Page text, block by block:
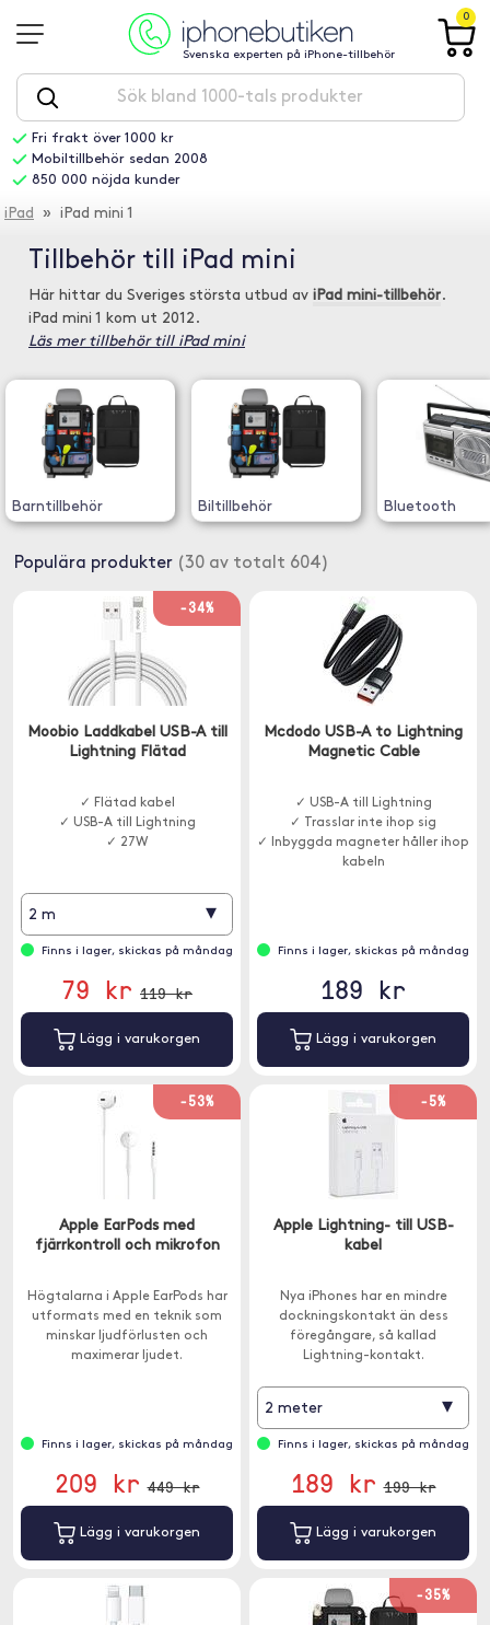
Svenska experten på iPhone-tillbehör
0
Fri frakt över 1000 kr
Mobiltillbehör sedan 2008
850 000 nöjda kunder
iPad » iPad mini 1
Tillbehör till iPad mini
Här hittar du Sveriges största utbud av iPad mini-tillbehör.
iPad mini 1 kom ut 2012.
Läs mer tillbehör till iPad mini
Barntillbehör Biltillbehör Bluetooth
Populära produkter (30 av totalt 604)
-34%
Moobio Laddkabel USB-A till
Lightning Flätad
✓ Flätad kabel
✓ USB-A till Lightning
✓ 27W
2 m ▾
Finns i lager, skickas på måndag
79 kr 119 kr
Lägg i varukorgen
Mcdodo USB-A to Lightning
Magnetic Cable
✓ USB-A till Lightning
✓ Trasslar inte ihop sig
✓ Inbyggda magneter håller ihop
kabeln
Finns i lager, skickas på måndag
189 kr
Lägg i varukorgen
-53%
Apple EarPods med
fjärrkontroll och mikrofon
Högtalarna i Apple EarPods har
utformats med en teknik som
minskar ljudförlusten och
maximerar ljudet.
Finns i lager, skickas på måndag
209 kr 449 kr
Lägg i varukorgen
-5%
Apple Lightning- till USB-
kabel
Nya iPhones har en mindre
dockningskontakt än dess
föregångare, så kallad
Lightning-kontakt.
2 meter ▾
Finns i lager, skickas på måndag
189 kr 199 kr
Lägg i varukorgen
-35%